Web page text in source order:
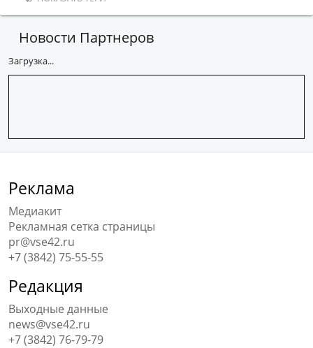
Новости Партнеров
Загрузка...
Реклама
Медиакит
Рекламная сетка страницы
pr@vse42.ru
+7 (3842) 75-55-55
Редакция
Выходные данные
news@vse42.ru
+7 (3842) 76-79-79